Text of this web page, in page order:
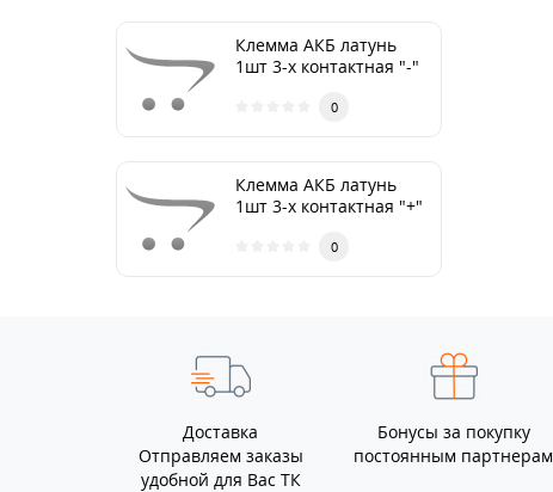
Клемма АКБ латунь
1шт 3-х контактная "-"
0
Клемма АКБ латунь
1шт 3-х контактная "+"
0
Доставка
Отправляем заказы
удобной для Вас ТК
Бонусы за покупку
постоянным партнерам